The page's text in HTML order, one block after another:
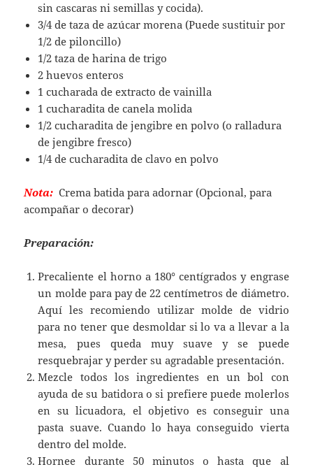
sin cascaras ni semillas y cocida).
3/4 de taza de azúcar morena (Puede sustituir por
1/2 de piloncillo)
1/2 taza de harina de trigo
2 huevos enteros
1 cucharada de extracto de vainilla
1 cucharadita de canela molida
1/2 cucharadita de jengibre en polvo (o ralladura
de jengibre fresco)
1/4 de cucharadita de clavo en polvo
Nota: Crema batida para adornar (Opcional, para
acompañar o decorar)
Preparación:
Precaliente el horno a 180° centígrados y engrase
un molde para pay de 22 centímetros de diámetro.
Aquí les recomiendo utilizar molde de vidrio
para no tener que desmoldar si lo va a llevar a la
mesa, pues queda muy suave y se puede
resquebrajar y perder su agradable presentación.
Mezcle todos los ingredientes en un bol con
ayuda de su batidora o si prefiere puede molerlos
en su licuadora, el objetivo es conseguir una
pasta suave. Cuando lo haya conseguido vierta
dentro del molde.
Hornee durante 50 minutos o hasta que al